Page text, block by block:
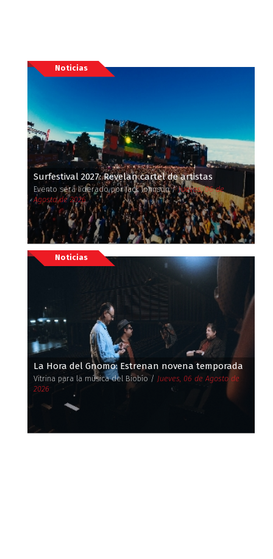
Noticias
Surfestival 2027: Revelan cartel de artistas
Evento será liderado por Jack Johnson /Jueves, 06 de
Agosto de 2026
Noticias
La Hora del Gnomo: Estrenan novena temporada
Vitrina para la música del Biobío / Jueves, 06 de Agosto de
2026